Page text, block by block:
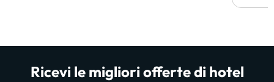
Ricevi le migliori offerte di hotel